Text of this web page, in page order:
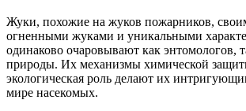
Жуки, похожие на жуков пожарников,
огненными жуками и уникальными
одинаково очаровывают как энтомологов,
природы. Их механизмы химической
экологическая роль делают их
мире насекомых.